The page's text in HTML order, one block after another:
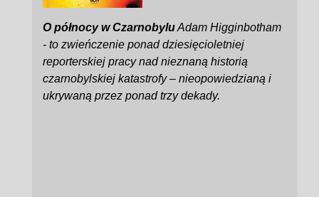
O północy w CzarnobyluAdam Higginbotham
- to zwieńczenie ponad dziesięcioletniej
reporterskiej pracy nad nieznaną historią
czarnobylskiej katastrofy – nieopowiedzianą i
ukrywaną przez ponad trzy dekady.